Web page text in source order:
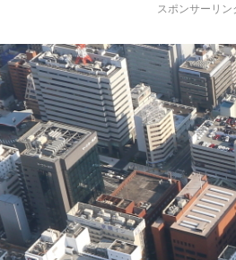
スポンサーリン